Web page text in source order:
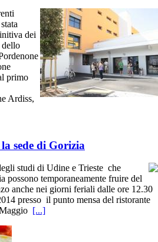
dei
dello
primo
Ardiss,
sede di Gorizia
studi di Udine e Trieste che
possono temporaneamente fruire del
anche nei giorni feriali dalle ore 12.30
presso il punto mensa del ristorante
[...]